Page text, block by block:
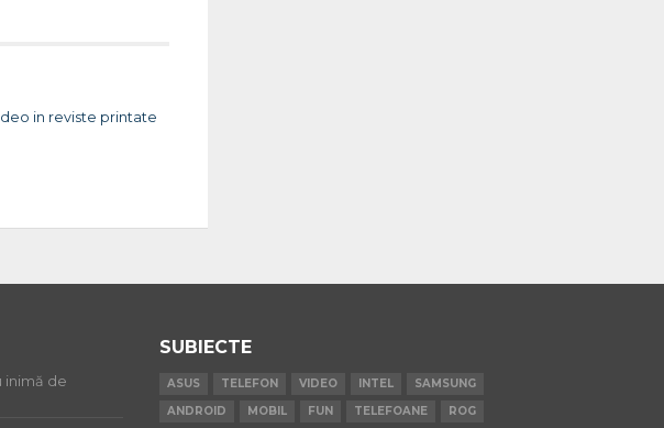
in reviste printate
inimă de
SUBIECTE
ASUS TELEFON VIDEO INTEL
SAMSUNG
ANDROID
MOBIL FUN TELEFOANE ROG